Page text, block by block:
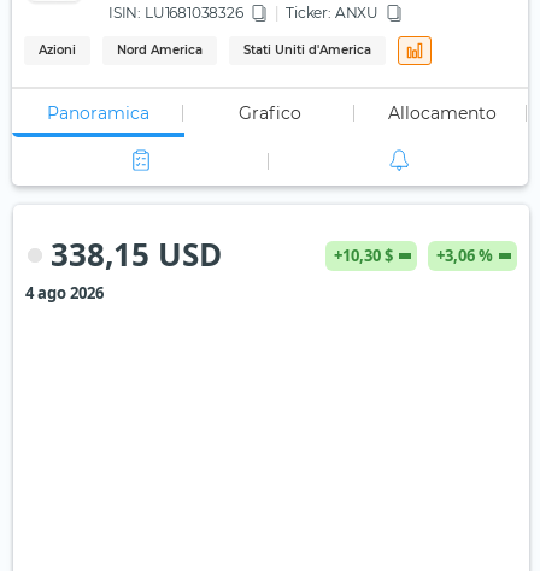
ISIN: LU1681038326 Ticker: ANXU
Azioni Nord America Stati Uniti d'America
Panoramica Grafico Allocamento
338,15 USD +10,30 $
+3,06 %
4 ago 2026